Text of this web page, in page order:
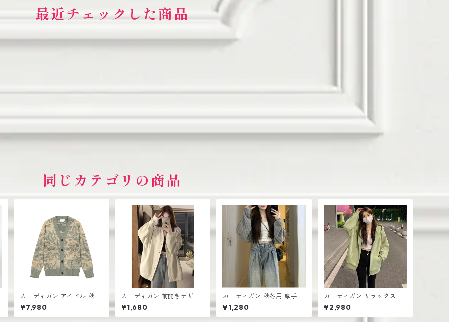
最近チェックした商品
同じカテゴリの商品
カーディガン アイドル 秋冬
新作 おしゃれな ニット vネ
ック シングルボタン
¥7,980
カーディガン 前開きデザイ
ン 厚手 レディース ゆったり
シルエット
¥1,680
カーディガン 秋冬用 厚手 ニ
ット生地 レディース 羽織り
シンプル おしゃれ
¥1,280
カーディガン リラックスウ
ェア ゆったりシルエット レ
ディース 厚手 無地デザイン
¥2,980